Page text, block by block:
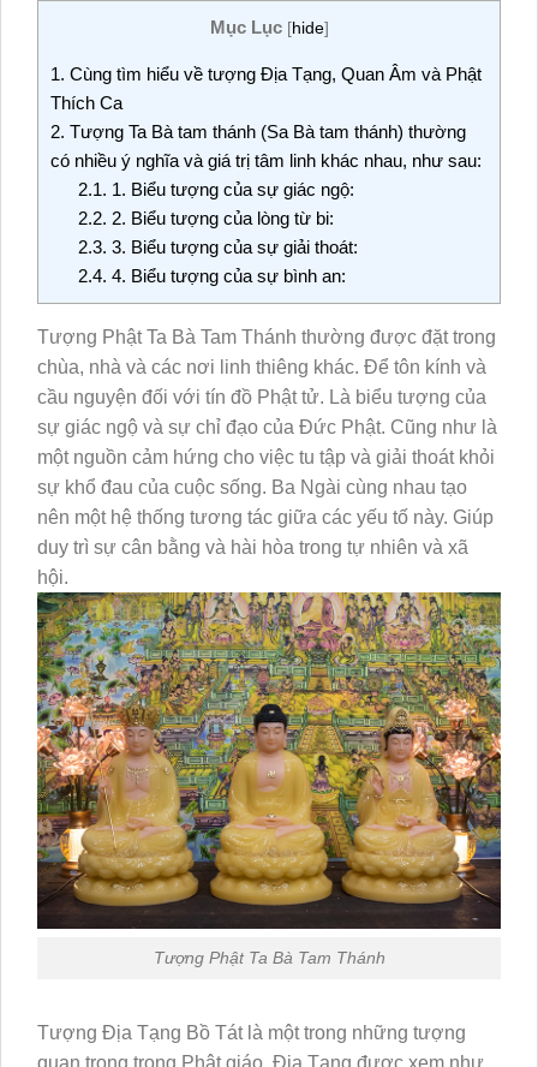
Mục Lục [hide]
1. Cùng tìm hiểu về tượng Địa Tạng, Quan Âm và Phật
Thích Ca
2. Tượng Ta Bà tam thánh (Sa Bà tam thánh) thường
có nhiều ý nghĩa và giá trị tâm linh khác nhau, như sau:
2.1. 1. Biểu tượng của sự giác ngộ:
2.2. 2. Biểu tượng của lòng từ bi:
2.3. 3. Biểu tượng của sự giải thoát:
2.4. 4. Biểu tượng của sự bình an:
Tượng Phật Ta Bà Tam Thánh thường được đặt trong
chùa, nhà và các nơi linh thiêng khác. Để tôn kính và
cầu nguyện đối với tín đồ Phật tử. Là biểu tượng của
sự giác ngộ và sự chỉ đạo của Đức Phật. Cũng như là
một nguồn cảm hứng cho việc tu tập và giải thoát khỏi
sự khổ đau của cuộc sống. Ba Ngài cùng nhau tạo
nên một hệ thống tương tác giữa các yếu tố này. Giúp
duy trì sự cân bằng và hài hòa trong tự nhiên và xã
hội.
Tượng Phật Ta Bà Tam Thánh
Tượng Địa Tạng Bồ Tát là một trong những tượng
quan trọng trong Phật giáo. Địa Tạng được xem như